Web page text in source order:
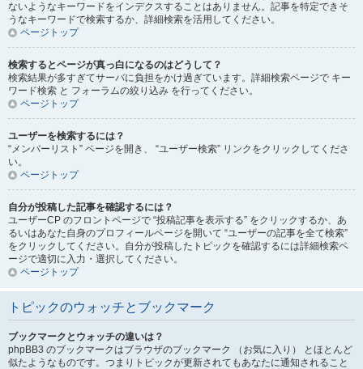
ないようなキーワードをインデクスすることはありません。記事を特定できそ
うなキーワードで検索するか、詳細検索を活用してください。
ページトップ
検索するとページが真っ白になるのはどうして？
検索結果が多すぎてサーバに負担をかけ過ぎています。詳細検索ページで キー
ワード検索 と フォーラムの絞り込み を行ってください。
ページトップ
ユーザーを検索するには？
“メンバーリスト” ページを開き、 “ユーザー検索” リンクをクリックしてくださ
い。
ページトップ
自分が投稿した記事を確認するには？
ユーザーCP のフロントページで “投稿記事を表示する” をクリックするか、あ
るいはあなた自身のプロフィールページを開いて “ユーザーの記事を全て検索”
をクリックしてください。自分が投稿したトピックを確認するには詳細検索ペ
ージで適切に入力・選択してください。
ページトップ
トピックのウォッチとブックマーク
ブックマークとウォッチの違いは？
phpBB3 のブックマークはブラウザのブックマーク （お気に入り） とほとんど
似たようなものです。つまりトピックが更新されてもあなたに通知されること